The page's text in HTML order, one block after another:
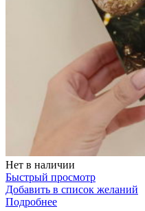
Нет в наличии
Быстрый просмотр
Добавить в список желаний
Подробнее